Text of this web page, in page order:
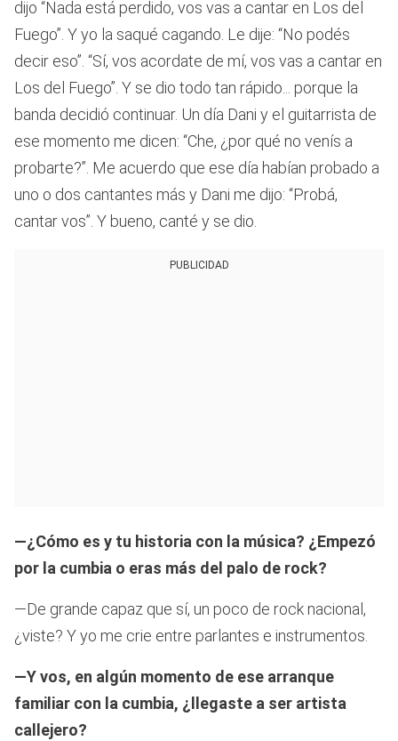
dijo “Nada está perdido, vos vas a cantar en Los del
Fuego”. Y yo la saqué cagando. Le dije: “No podés
decir eso”. “Sí, vos acordate de mí, vos vas a cantar en
Los del Fuego”. Y se dio todo tan rápido... porque la
banda decidió continuar. Un día Dani y el guitarrista de
ese momento me dicen: “Che, ¿por qué no venís a
probarte?”. Me acuerdo que ese día habían probado a
uno o dos cantantes más y Dani me dijo: “Probá,
cantar vos”. Y bueno, canté y se dio.
PUBLICIDAD
—¿Cómo es y tu historia con la música? ¿Empezó
por la cumbia o eras más del palo de rock?
—De grande capaz que sí, un poco de rock nacional,
¿viste? Y yo me crie entre parlantes e instrumentos.
—Y vos, en algún momento de ese arranque
familiar con la cumbia, ¿llegaste a ser artista
callejero?